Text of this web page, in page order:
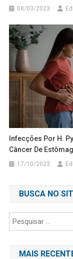
08/03/2023
Infecções Por H.
Câncer De
17/10/2023
BUSCA NO
MAIS